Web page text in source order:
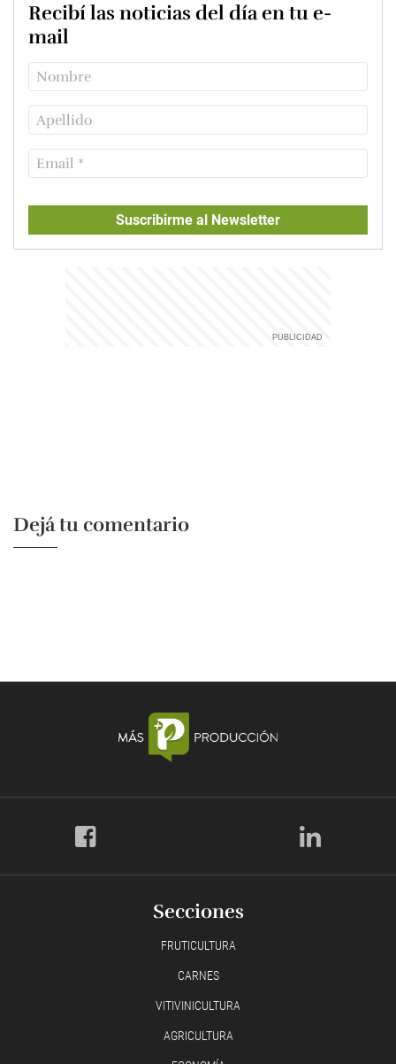
Recibí las noticias del día en tu e-
mail
Suscribirme al Newsletter
Dejá tu comentario
Secciones
FRUTICULTURA
CARNES
VITIVINICULTURA
AGRICULTURA